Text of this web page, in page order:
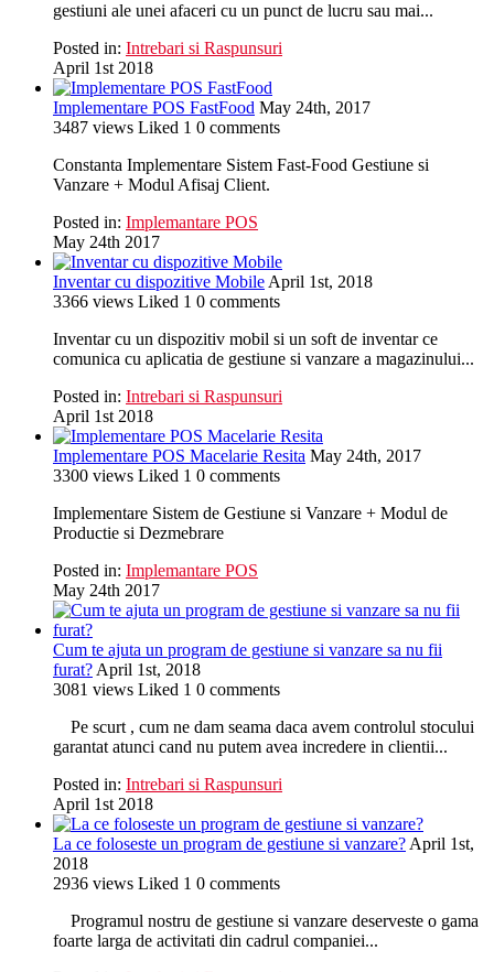
gestiuni ale unei afaceri cu un punct de lucru sau mai...
Posted in: Intrebari si Raspunsuri
April 1st 2018
Implementare POS FastFood May 24th, 2017
3487 views Liked 1 0 comments
Constanta Implementare Sistem Fast-Food Gestiune si
Vanzare + Modul Afisaj Client.
Posted in: Implemantare POS
May 24th 2017
Inventar cu dispozitive Mobile April 1st, 2018
3366 views Liked 1 0 comments
Inventar cu un dispozitiv mobil si un soft de inventar ce
comunica cu aplicatia de gestiune si vanzare a magazinului...
Posted in: Intrebari si Raspunsuri
April 1st 2018
Implementare POS Macelarie Resita May 24th, 2017
3300 views Liked 1 0 comments
Implementare Sistem de Gestiune si Vanzare + Modul de
Productie si Dezmebrare
Posted in: Implemantare POS
May 24th 2017
Cum te ajuta un program de gestiune si vanzare sa nu fii
furat? April 1st, 2018
3081 views Liked 1 0 comments
Pe scurt , cum ne dam seama daca avem controlul stocului
garantat atunci cand nu putem avea incredere in clientii...
Posted in: Intrebari si Raspunsuri
April 1st 2018
La ce foloseste un program de gestiune si vanzare? April 1st,
2018
2936 views Liked 1 0 comments
Programul nostru de gestiune si vanzare deserveste o gama
foarte larga de activitati din cadrul companiei...